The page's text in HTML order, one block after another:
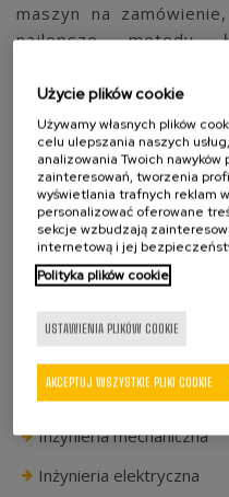
maszyn na
najlepsze metody
typu wyrobu. W miarę
też z wielu innych
naszych
sprawdzone
toxowania,
smarowania,
laserowego itd.
Analiza projektu
Inżynieria mechaniczna
Inżynieria elektryczna
Użycie plików cookie
Używamy własnych plików
celu ulepszania naszych
analizowania Twoich
zainteresowań, tworzenia
wyświetlania trafnych reklam
personalizować oferowane
sekcje wzbudzają
internetową i jej
Polityka plików cookie
USTAWIENIA PLIKÓW COOKIE
AKCEPTUJ WSZYSTKIE PLIKI COOKIE